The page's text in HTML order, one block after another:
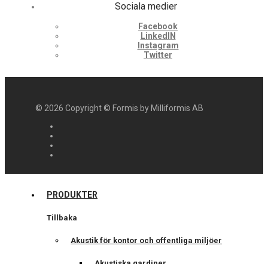
Sociala medier
Facebook
LinkedIN
Instagram
Twitter
© 2026 Copyright © Formis by Milliformis AB
PRODUKTER
Tillbaka
Akustik för kontor och offentliga miljöer